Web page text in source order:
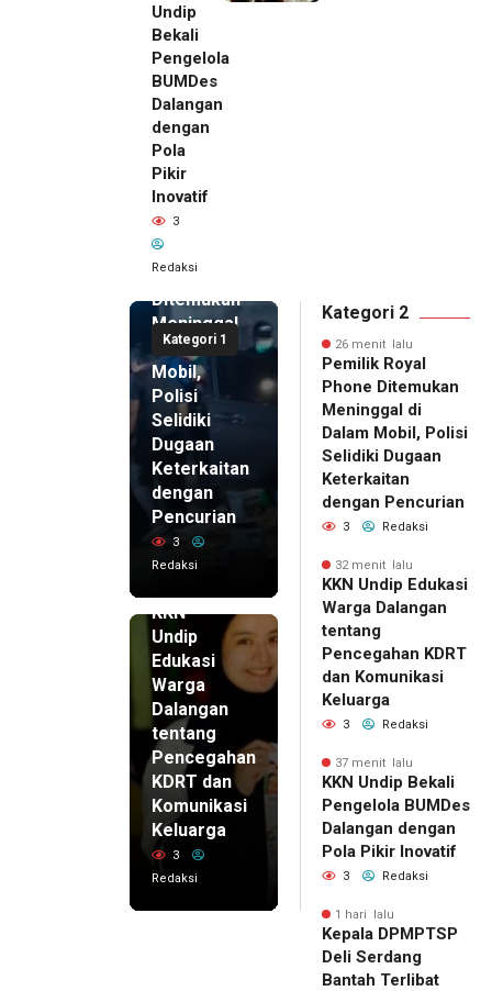
Undip
Bekali
Pengelola
BUMDes
Dalangan
dengan
Pola
Pikir
Inovatif
3
Redaksi
Kategori 1
26 menit
lalu
Pemilik
Royal
Phone
Ditemukan
Meninggal
di Dalam
Mobil,
Polisi
Selidiki
Dugaan
Keterkaitan
dengan
Pencurian
3
Redaksi
KKN
Undip
Edukasi
Warga
Dalangan
tentang
Pencegahan
KDRT dan
Komunikasi
Keluarga
3
Redaksi
Kategori 2
26 menit lalu
Pemilik Royal
Phone Ditemukan
Meninggal di
Dalam Mobil, Polisi
Selidiki Dugaan
Keterkaitan
dengan Pencurian
3 Redaksi
32 menit lalu
KKN Undip Edukasi
Warga Dalangan
tentang
Pencegahan KDRT
dan Komunikasi
Keluarga
3 Redaksi
37 menit lalu
KKN Undip Bekali
Pengelola BUMDes
Dalangan dengan
Pola Pikir Inovatif
3 Redaksi
1 hari lalu
Kepala DPMPTSP
Deli Serdang
Bantah Terlibat